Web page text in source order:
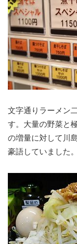
文字通りラーメン
す。大量の野菜と
の増量に対して川
豪語していました